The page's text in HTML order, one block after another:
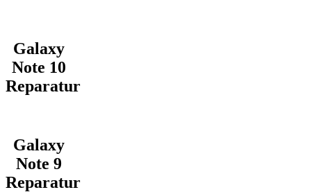
Galaxy
Note 10
Reparatur
Galaxy
Note 9
Reparatur